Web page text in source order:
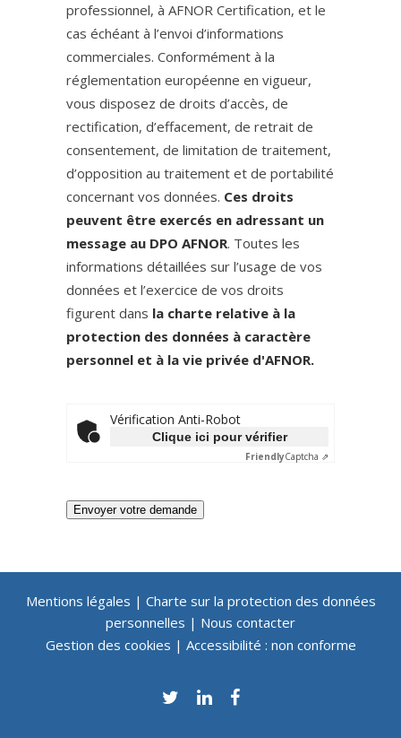
professionnel, à AFNOR Certification, et le
cas échéant à l’envoi d’informations
commerciales. Conformément à la
réglementation européenne en vigueur,
vous disposez de droits d’accès, de
rectification, d’effacement, de retrait de
consentement, de limitation de traitement,
d’opposition au traitement et de portabilité
concernant vos données. Ces droits
peuvent être exercés en adressant un
message au DPO AFNOR. Toutes les
informations détaillées sur l’usage de vos
données et l’exercice de vos droits
figurent dans la charte relative à la
protection des données à caractère
personnel et à la vie privée d'AFNOR.
Vérification Anti-Robot
Clique ici pour vérifier
FriendlyCaptcha ⇗
Envoyer votre demande
Mentions légales | Charte sur la protection des données
personnelles | Nous contacter
Gestion des cookies | Accessibilité : non conforme